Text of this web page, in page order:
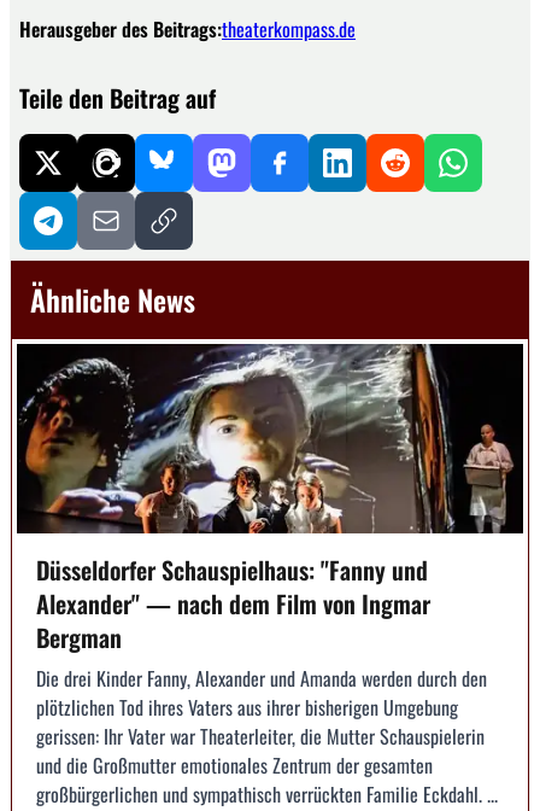
Herausgeber des Beitrags:theaterkompass.de
Teile den Beitrag auf
Ähnliche News
Düsseldorfer Schauspielhaus: "Fanny und
Alexander" — nach dem Film von Ingmar
Bergman
Die drei Kinder Fanny, Alexander und Amanda werden durch den
plötzlichen Tod ihres Vaters aus ihrer bisherigen Umgebung
gerissen: Ihr Vater war Theaterleiter, die Mutter Schauspielerin
und die Großmutter emotionales Zentrum der gesamten
großbürgerlichen und sympathisch verrückten Familie Eckdahl. ...